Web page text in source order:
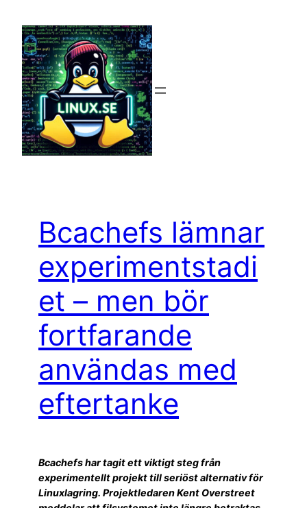
innehåll
Bcachefs lämnar
experimentstadi
et – men bör
fortfarande
användas med
eftertanke
Bcachefs har tagit ett viktigt steg från
experimentellt projekt till seriöst alternativ för
Linuxlagring. Projektledaren Kent Overstreet